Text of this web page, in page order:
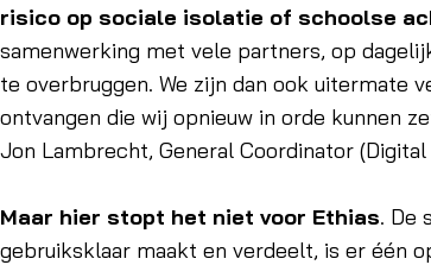
risico op sociale isolatie of schoolse
samenwerking met vele partners, op
te overbruggen. We zijn dan ook uitermate
ontvangen die wij opnieuw in orde kunnen
Jon Lambrecht, General Coordinator (Digital
Maar hier stopt het niet voor Ethias. De
gebruiksklaar maakt en verdeelt, is er één